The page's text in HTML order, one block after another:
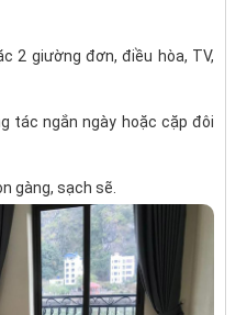
2 giường đơn, điều hòa, TV,
tác ngắn ngày hoặc cặp đôi
gàng, sạch sẽ.